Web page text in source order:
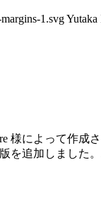
1.svgYutaka
によって作成
を追加しました